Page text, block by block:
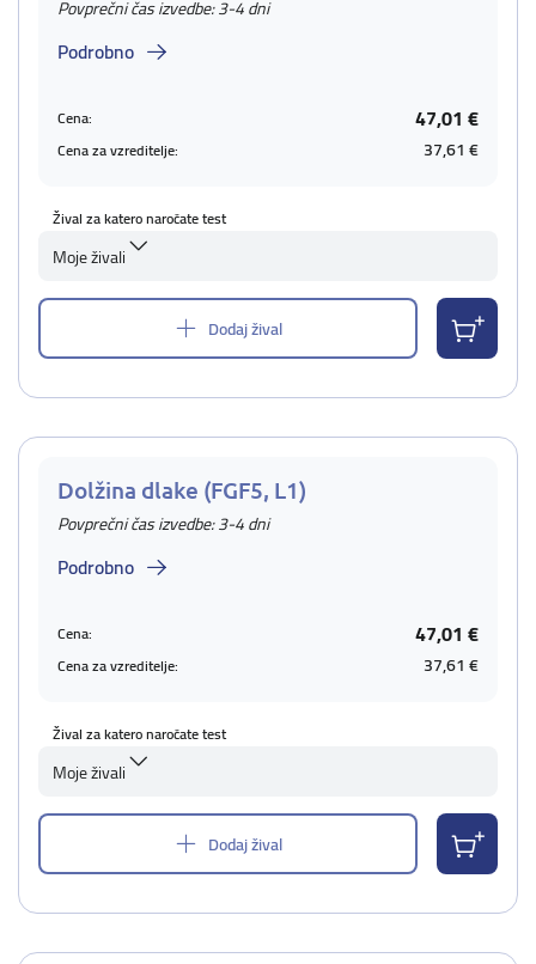
Povprečni čas izvedbe: 3-4 dni
Podrobno
Cena: 47,01 €
Cena za vzreditelje: 37,61 €
Žival za katero naročate test
Moje živali
Dodaj žival
Dolžina dlake (FGF5, L1)
Povprečni čas izvedbe: 3-4 dni
Podrobno
Cena: 47,01 €
Cena za vzreditelje: 37,61 €
Žival za katero naročate test
Moje živali
Dodaj žival